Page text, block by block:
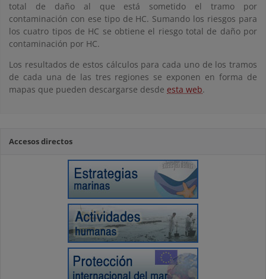
total de daño al que está sometido el tramo por
contaminación con ese tipo de HC. Sumando los riesgos para
los cuatro tipos de HC se obtiene el riesgo total de daño por
contaminación por HC.
Los resultados de estos cálculos para cada uno de los tramos
de cada una de las tres regiones se exponen en forma de
mapas que pueden descargarse desde esta web.
Accesos directos